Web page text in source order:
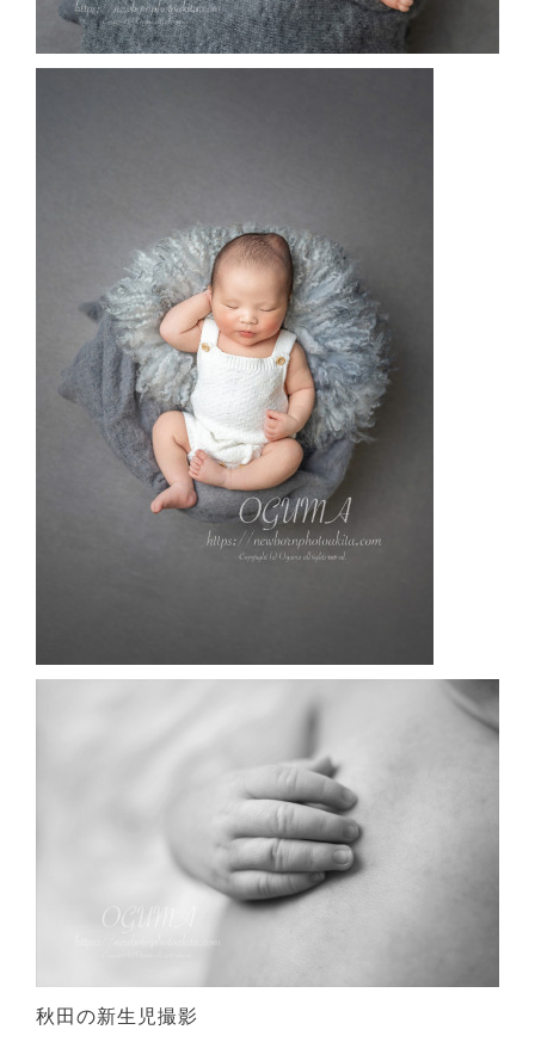
秋田の新生児撮影